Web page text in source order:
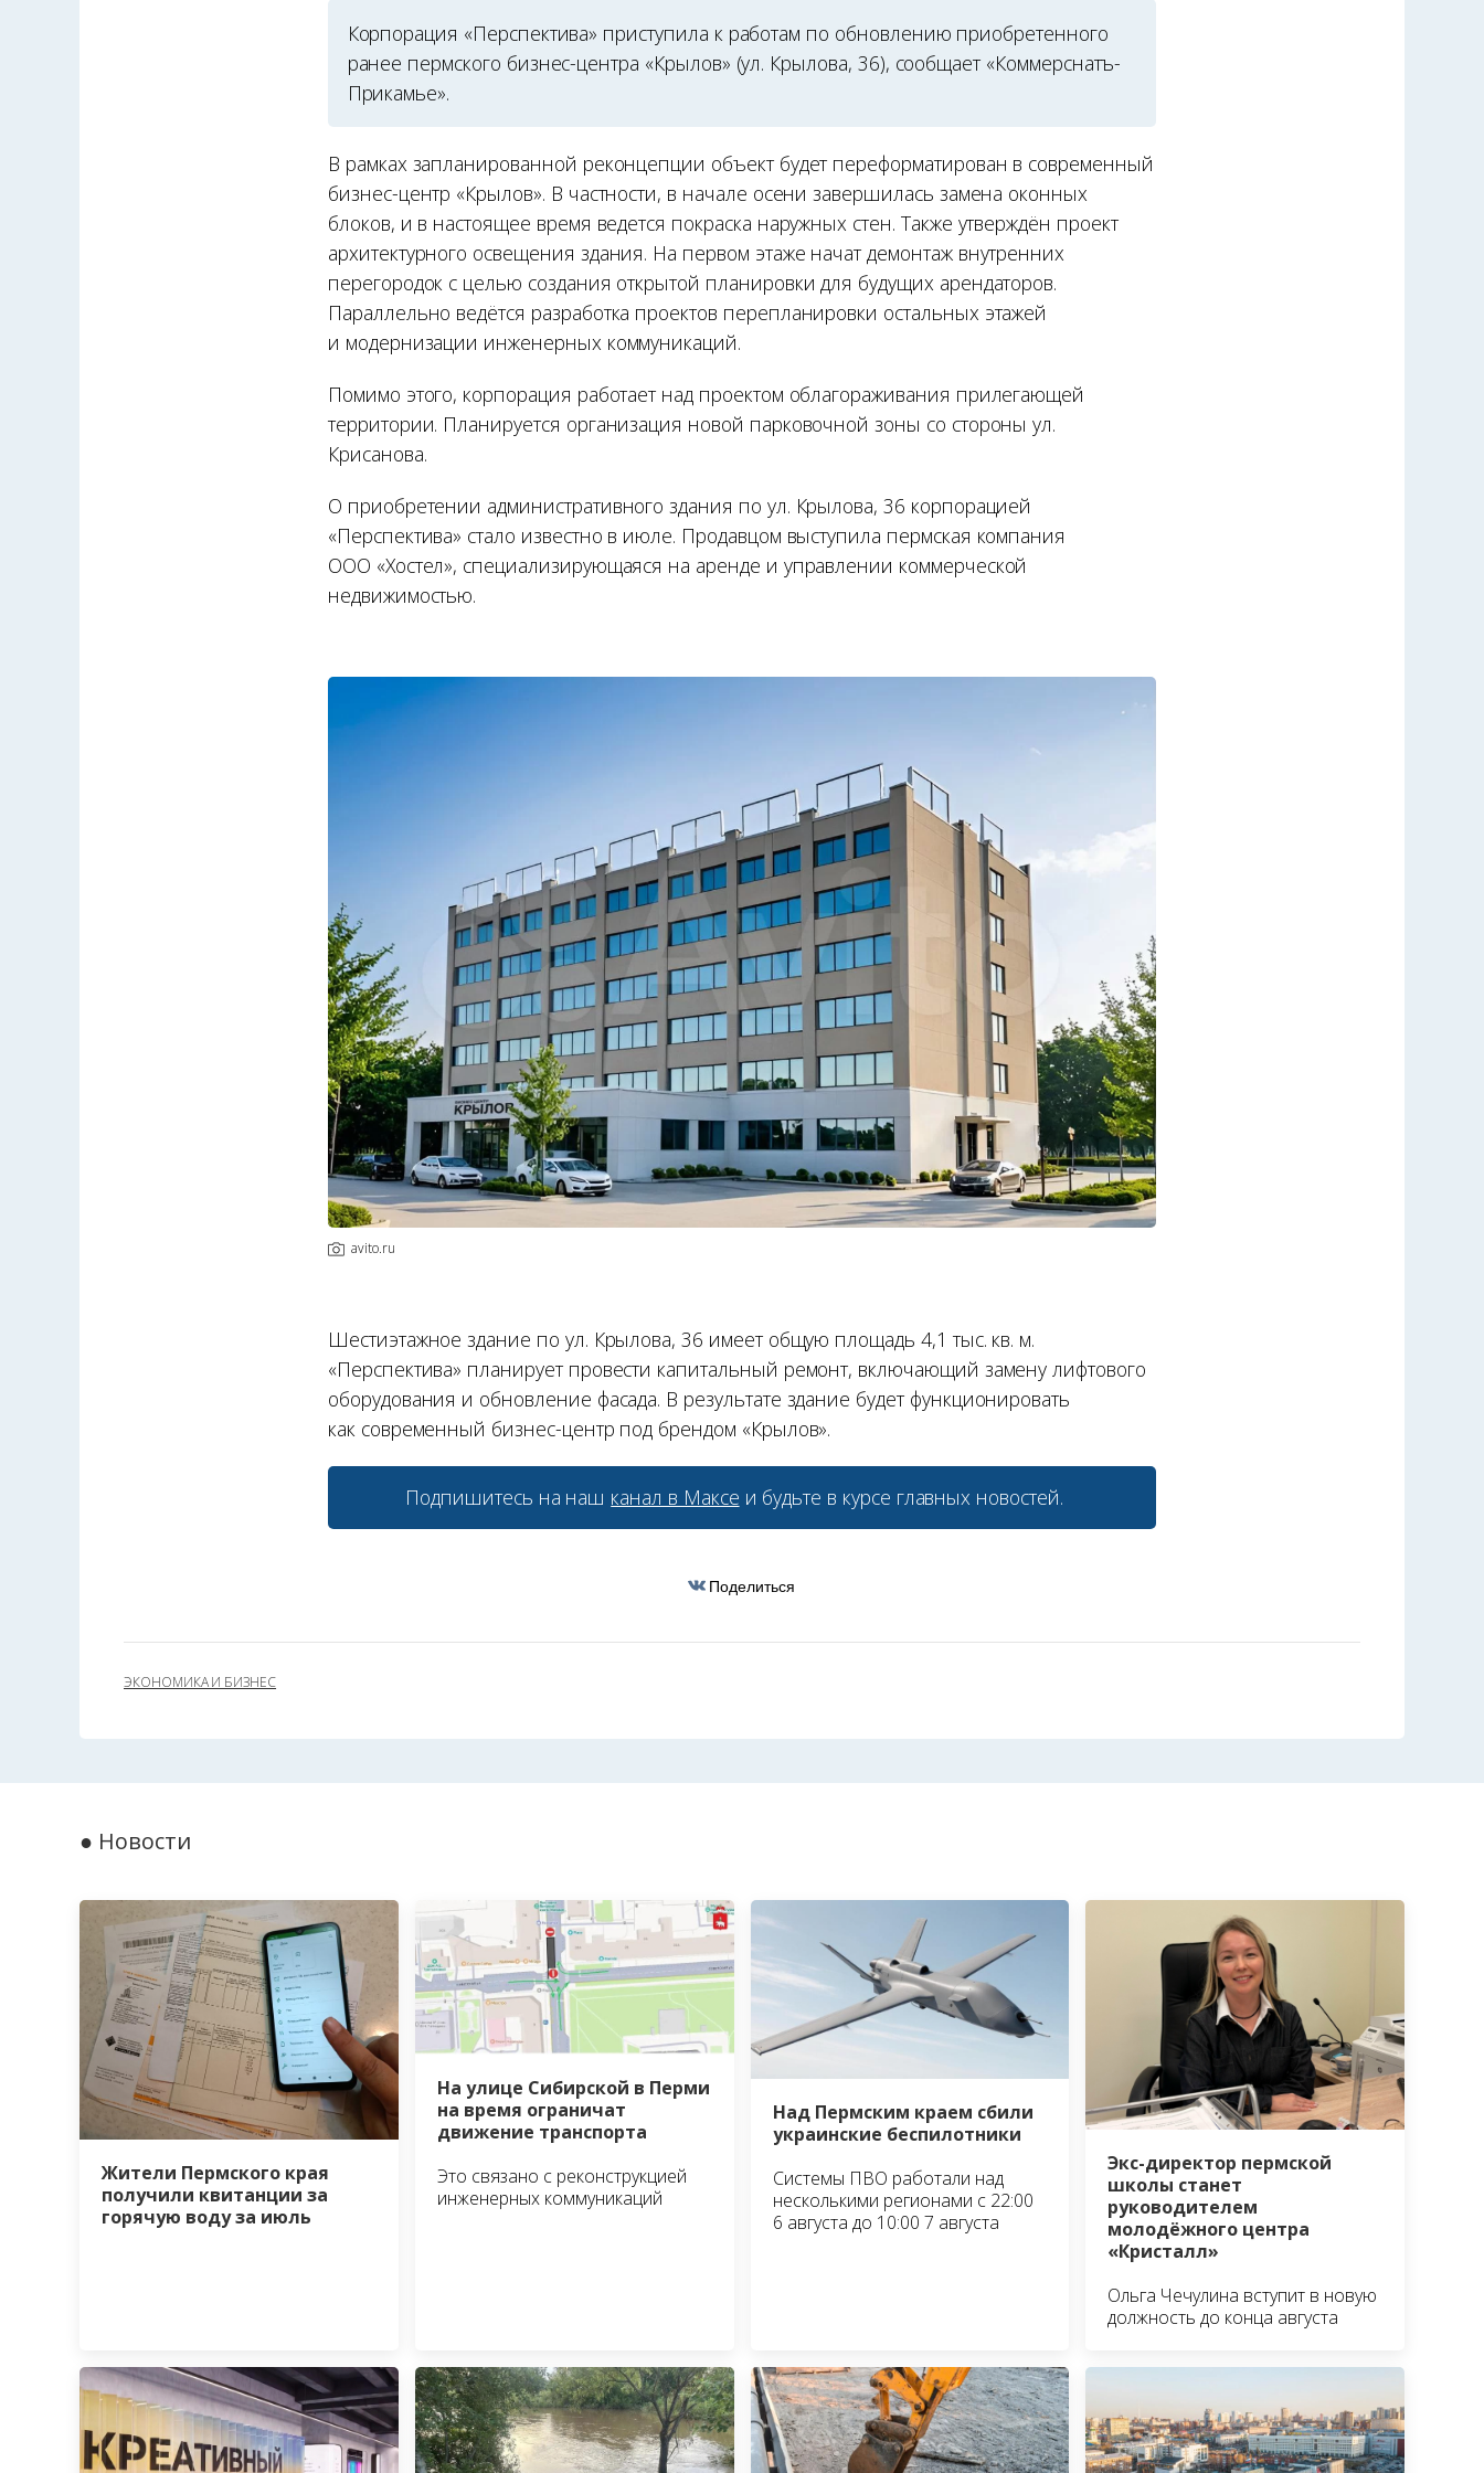
Корпорация «Перспектива» приступила к работам по обновлению приобретенного
ранее пермского бизнес-центра «Крылов» (ул. Крылова, 36), сообщает «Коммерснатъ-
Прикамье».
В рамках запланированной реконцепции объект будет переформатирован в современный
бизнес-центр «Крылов». В частности, в начале осени завершилась замена оконных
блоков, и в настоящее время ведется покраска наружных стен. Также утверждён проект
архитектурного освещения здания. На первом этаже начат демонтаж внутренних
перегородок с целью создания открытой планировки для будущих арендаторов.
Параллельно ведётся разработка проектов перепланировки остальных этажей
и модернизации инженерных коммуникаций.
Помимо этого, корпорация работает над проектом облагораживания прилегающей
территории. Планируется организация новой парковочной зоны со стороны ул.
Крисанова.
О приобретении административного здания по ул. Крылова, 36 корпорацией
«Перспектива» стало известно в июле. Продавцом выступила пермская компания
ООО «Хостел», специализирующаяся на аренде и управлении коммерческой
недвижимостью.
avito.ru
Шестиэтажное здание по ул. Крылова, 36 имеет общую площадь 4,1 тыс. кв. м.
«Перспектива» планирует провести капитальный ремонт, включающий замену лифтового
оборудования и обновление фасада. В результате здание будет функционировать
как современный бизнес-центр под брендом «Крылов».
Подпишитесь на наш канал в Максе и будьте в курсе главных новостей.
Поделиться
ЭКОНОМИКА И БИЗНЕС
● Новости
Жители Пермского края
получили квитанции за
горячую воду за июль
На улице Сибирской в Перми
на время ограничат
движение транспорта
Это связано с реконструкцией
инженерных коммуникаций
Над Пермским краем сбили
украинские беспилотники
Системы ПВО работали над
несколькими регионами с 22:00
6 августа до 10:00 7 августа
Экс-директор пермской
школы станет
руководителем
молодёжного центра
«Кристалл»
Ольга Чечулина вступит в новую
должность до конца августа